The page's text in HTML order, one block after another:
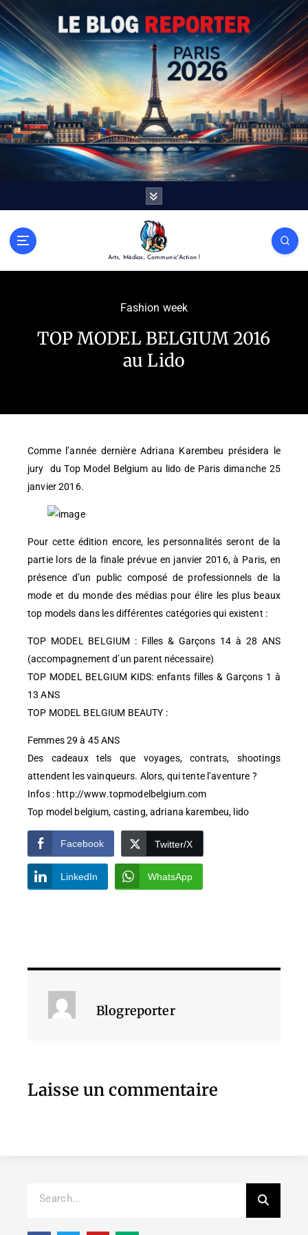
Arts, Médias, Communic'Action !
Fashion week
TOP MODEL BELGIUM 2016
au Lido
Comme l’année dernière Adriana Karembeu présidera le
jury du Top Model Belgium au lido de Paris dimanche 25
janvier 2016.
Pour cette édition encore, les personnalités seront de la
partie lors de la finale prévue en janvier 2016, à Paris, en
présence d’un public composé de professionnels de la
mode et du monde des médias pour élire les plus beaux
top models dans les différentes catégories qui existent :
TOP MODEL BELGIUM : Filles & Garçons 14 à 28 ANS
(accompagnement d’un parent nécessaire)
TOP MODEL BELGIUM KIDS: enfants filles & Garçons 1 à
13 ANS
TOP MODEL BELGIUM BEAUTY :
Femmes 29 à 45 ANS
Des cadeaux tels que voyages, contrats, shootings
attendent les vainqueurs. Alors, qui tente l’aventure ?
Infos : http://www.topmodelbelgium.com
Top model belgium, casting, adriana karembeu, lido
Facebook Twitter/X
LinkedIn WhatsApp
Blogreporter
Laisse un commentaire